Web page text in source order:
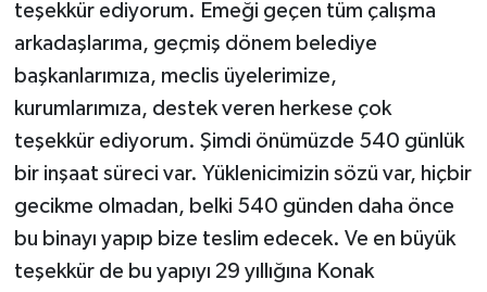
teşekkür ediyorum. Emeği geçen tüm çalışma
arkadaşlarıma, geçmiş dönem belediye
başkanlarımıza, meclis üyelerimize,
kurumlarımıza, destek veren herkese çok
teşekkür ediyorum. Şimdi önümüzde 540 günlük
bir inşaat süreci var. Yüklenicimizin sözü var, hiçbir
gecikme olmadan, belki 540 günden daha önce
bu binayı yapıp bize teslim edecek. Ve en büyük
teşekkür de bu yapıyı 29 yıllığına Konak